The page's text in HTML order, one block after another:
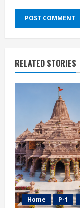
RELATED STORIES
Home P-1